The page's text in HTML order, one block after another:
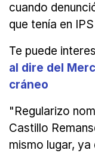
cuando
que tenía en
Te puede
al dire del
cráneo
"Regularizo
Castillo
mismo lugar,